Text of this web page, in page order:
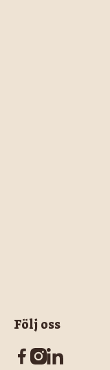
Följ oss